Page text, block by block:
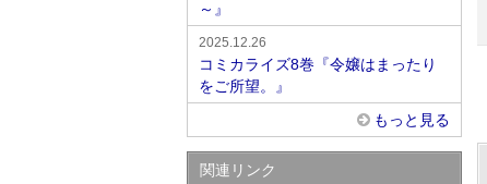
～』
2025.12.26
コミカライズ8巻『令嬢はまったり
をご所望。』
もっと見る
関連リンク